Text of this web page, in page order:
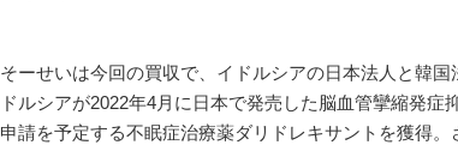
そーせいは今回の買収で、イドルシアの日本法人と韓
ドルシアが2022年4月に日本で発売した脳血管攣縮発
申請を予定する不眠症治療薬ダリドレキサントを獲得